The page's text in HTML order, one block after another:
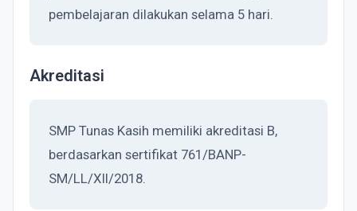
pembelajaran dilakukan selama 5 hari.
Akreditasi
SMP Tunas Kasih memiliki akreditasi B,
berdasarkan sertifikat 761/BANP-
SM/LL/XII/2018.